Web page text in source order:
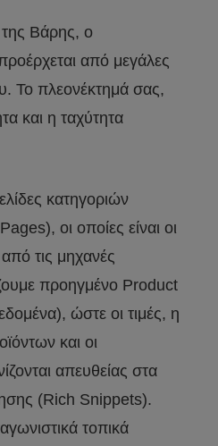
της Βάρης, ο
από μεγάλες
Το πλεονέκτημά σας,
και η ταχύτητα
κατηγοριών
οι οποίες είναι οι
τις μηχανές
προηγμένο Product
ώστε οι τιμές, η
και οι
απευθείας στα
(Rich Snippets).
τοπικά